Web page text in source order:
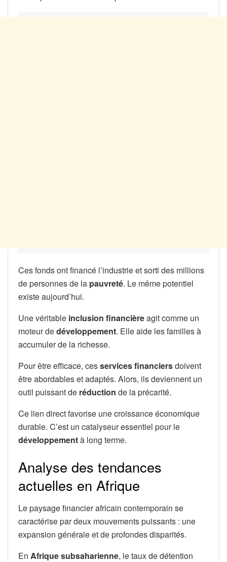
Ces fonds ont financé l’industrie et sorti des millions
de personnes de la pauvreté. Le même potentiel
existe aujourd’hui.
Une véritable inclusion financièreagit comme un
moteur dedéveloppement. Elle aide les familles à
accumuler de la richesse.
Pour être efficace, cesservices financiersdoivent
être abordables et adaptés. Alors, ils deviennent un
outil puissant de réduction de la précarité.
Ce lien direct favorise une croissance économique
durable. C’est un catalyseur essentiel pour le
développementà long terme.
Analyse des tendances
actuelles en Afrique
Le paysage financier africain contemporain se
caractérise par deux mouvements puissants : une
expansion générale et de profondes disparités.
En Afrique subsaharienne, le taux de détention